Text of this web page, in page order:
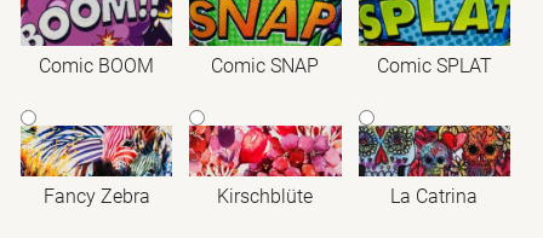
Comic BOOM Comic SNAP Comic SPLAT
Fancy Zebra Kirschblüte La Catrina